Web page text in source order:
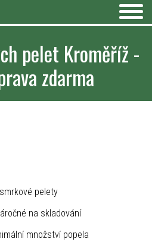
pelet Kroměříž -
zdarma
pelety
na skladování
množství popela